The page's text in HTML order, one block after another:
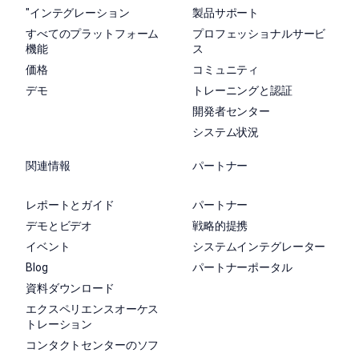
"インテグレーション
すべてのプラットフォーム
機能
価格
デモ
製品サポート
プロフェッショナルサービ
ス
コミュニティ
トレーニングと認証
開発者センター
システム状況
関連情報
レポートとガイド
デモとビデオ
イベント
Blog
資料ダウンロード
エクスペリエンスオーケス
トレーション
コンタクトセンターのソフ
パートナー
パートナー
戦略的提携
システムインテグレーター
パートナーポータル